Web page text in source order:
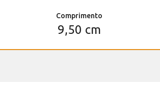
Comprimento
9,50 cm